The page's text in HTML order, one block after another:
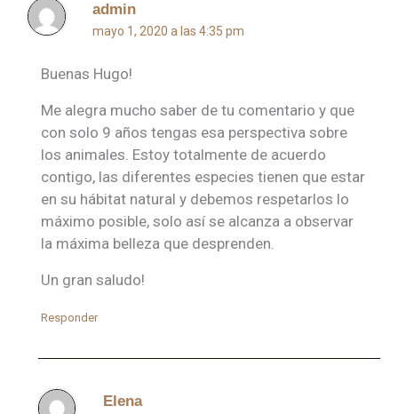
admin
mayo 1, 2020 a las 4:35 pm
Buenas Hugo!
Me alegra mucho saber de tu comentario y que
con solo 9 años tengas esa perspectiva sobre
los animales. Estoy totalmente de acuerdo
contigo, las diferentes especies tienen que estar
en su hábitat natural y debemos respetarlos lo
máximo posible, solo así se alcanza a observar
la máxima belleza que desprenden.
Un gran saludo!
Responder
Elena